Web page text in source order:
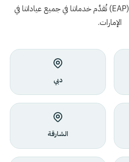
(EAP)تُقدَّم خدماتنا في جميع عياداتنا في
الإمارات.
دبي
الشارقة